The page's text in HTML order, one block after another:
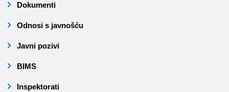
Dokumenti
Odnosi s javnošću
Javni pozivi
BIMS
Inspektorati